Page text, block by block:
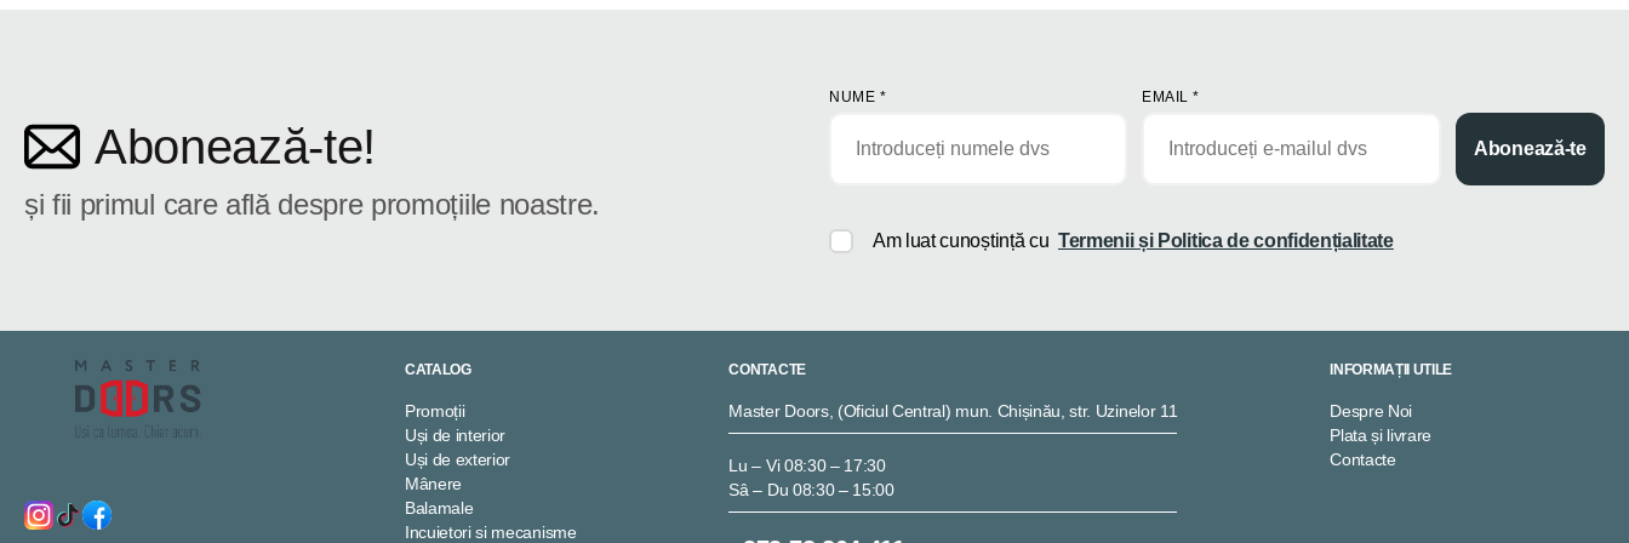
Abonează-te!
și fii primul care află despre promoțiile noastre.
NUME * EMAIL*
Abonează-te
Am luat cunoștință cu Termenii și Politica de confidențialitate
CATALOG
Promoții
Uși de interior
Uși de exterior
Mânere
Balamale
Incuietori si mecanisme
CONTACTE
Master Doors, (Oficiul Central) mun. Chișinău, str. Uzinelor 11
Lu – Vi 08:30 – 17:30
Sâ – Du 08:30 – 15:00
INFORMAȚII UTILE
Despre Noi
Plata și livrare
Contacte